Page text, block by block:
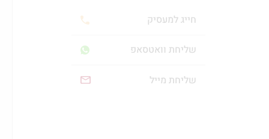
חייג למעסיק
שליחת וואטסאפ
שליחת מייל